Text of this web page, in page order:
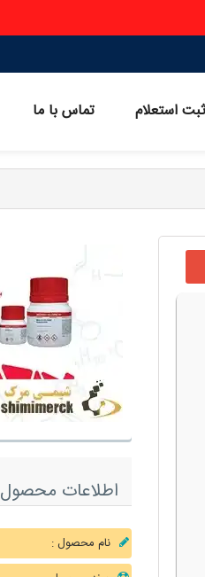
استعلام تماس با ما
اطلاعات محصول
نام محصول :